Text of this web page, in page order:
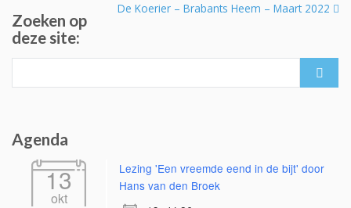
De Koerier – Brabants Heem – Maart 2022
Zoeken op
deze site:
Agenda
13
okt
Lezing 'Een vreemde eend in de bijt' door
Hans van den Broek